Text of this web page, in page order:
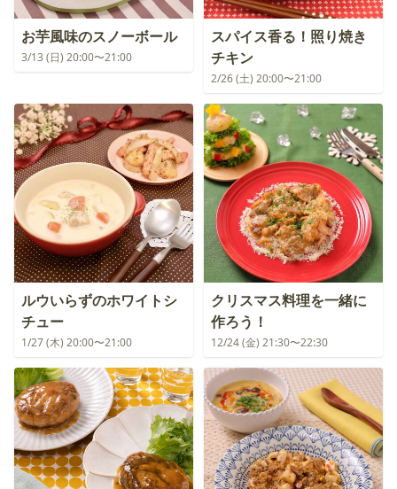
お芋風味のスノーボール
3/13 (日) 20:00〜21:00
スパイス香る！照り焼き
チキン
2/26 (土) 20:00〜21:00
ルウいらずのホワイトシ
チュー
1/27 (木) 20:00〜21:00
クリスマス料理を一緒に
作ろう！
12/24 (金) 21:30〜22:30